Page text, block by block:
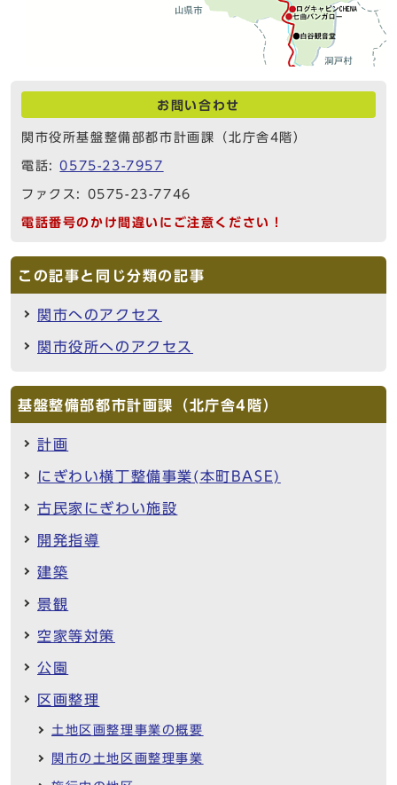
お問い合わせ
関市役所基盤整備部都市計画課（北庁舎4階）
電話:0575-23-7957
ファクス: 0575-23-7746
電話番号のかけ間違いにご注意ください！
この記事と同じ分類の記事
関市へのアクセス
関市役所へのアクセス
基盤整備部都市計画課（北庁舎4階）
計画
にぎわい横丁整備事業(本町BASE)
古民家にぎわい施設
開発指導
建築
景観
空家等対策
公園
区画整理
土地区画整理事業の概要
関市の土地区画整理事業